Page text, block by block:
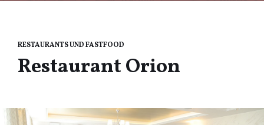
RESTAURANTS UND FASTFOOD
Restaurant Orion